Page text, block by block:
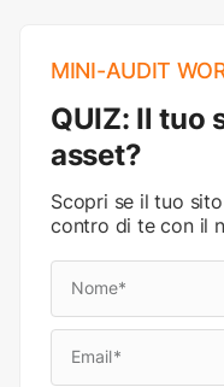
MINI-AUDIT
QUIZ: Il tuo
asset?
Scopri se il tuo
contro di te con il